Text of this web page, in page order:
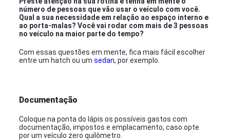
número de pessoas que vão usar o veículo com você.
Qual a sua necessidade em relação ao espaço interno e
ao porta-malas? Você vai rodar com mais de 3 pessoas
no veículo na maior parte do tempo?
Com essas questões em mente, fica mais fácil escolher
entre um hatch ou umsedan, por exemplo.
Documentação
Coloque na ponta do lápis os possíveis gastos com
documentação, impostos e emplacamento, caso opte
por um veículo zero quilômetro.